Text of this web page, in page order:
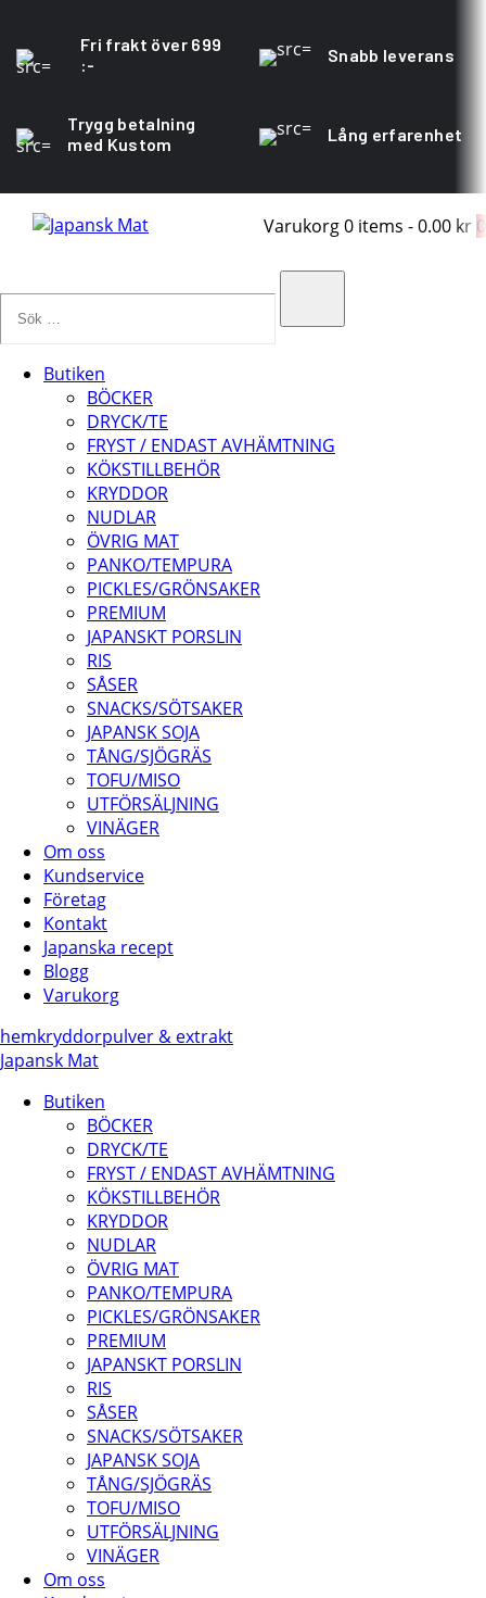
Fri frakt över 699
:-
Snabb leverans
Trygg betalning
med Kustom
Lång erfarenhet
Varukorg0 items -0.00 kr 0
Butiken
BÖCKER
DRYCK/TE
FRYST / ENDAST AVHÄMTNING
KÖKSTILLBEHÖR
KRYDDOR
NUDLAR
ÖVRIG MAT
PANKO/TEMPURA
PICKLES/GRÖNSAKER
PREMIUM
JAPANSKT PORSLIN
RIS
SÅSER
SNACKS/SÖTSAKER
JAPANSK SOJA
TÅNG/SJÖGRÄS
TOFU/MISO
UTFÖRSÄLJNING
VINÄGER
Om oss
Kundservice
Företag
Kontakt
Japanska recept
Blogg
Varukorg
hemkryddorpulver & extrakt
Japansk Mat
Butiken
BÖCKER
DRYCK/TE
FRYST / ENDAST AVHÄMTNING
KÖKSTILLBEHÖR
KRYDDOR
NUDLAR
ÖVRIG MAT
PANKO/TEMPURA
PICKLES/GRÖNSAKER
PREMIUM
JAPANSKT PORSLIN
RIS
SÅSER
SNACKS/SÖTSAKER
JAPANSK SOJA
TÅNG/SJÖGRÄS
TOFU/MISO
UTFÖRSÄLJNING
VINÄGER
Om oss